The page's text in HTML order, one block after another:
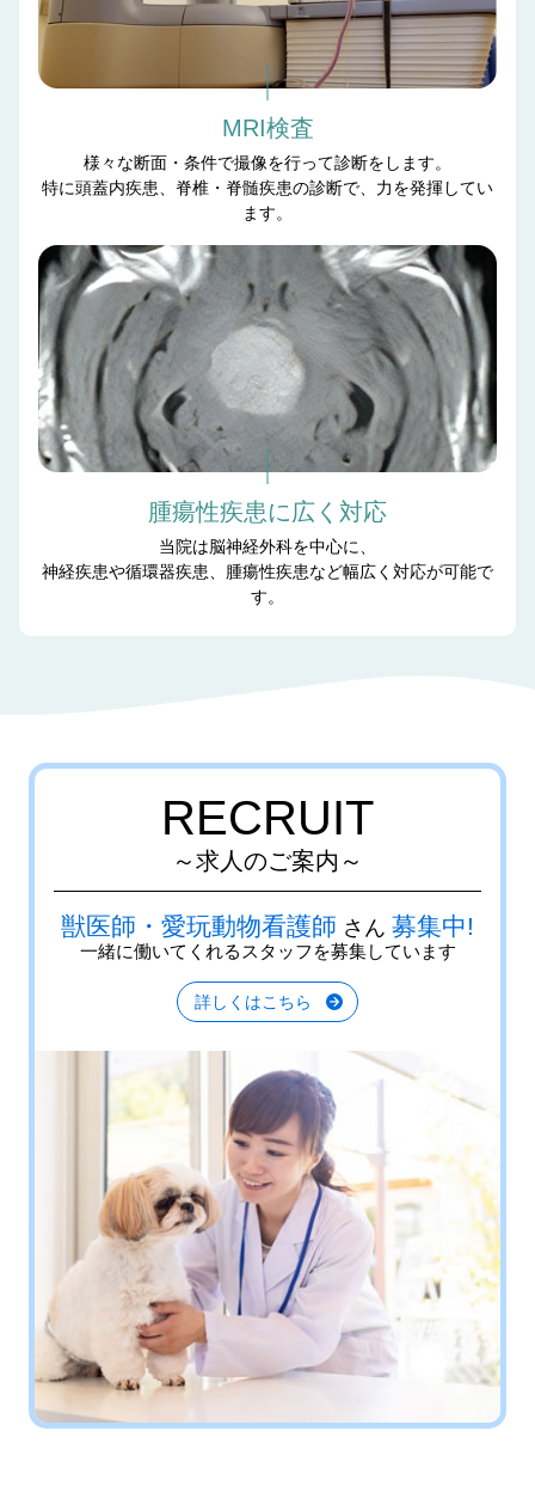
MRI検査
様々な断面・条件で撮像を行って診断をします。
特に頭蓋内疾患、脊椎・脊髄疾患の診断で、力を発揮してい
ます。
腫瘍性疾患に広く対応
当院は脳神経外科を中心に、
神経疾患や循環器疾患、腫瘍性疾患など幅広く対応が可能で
す。
RECRUIT
～求人のご案内～
獣医師・愛玩動物看護師 さん 募集中!
一緒に働いてくれるスタッフを募集しています
詳しくはこちら